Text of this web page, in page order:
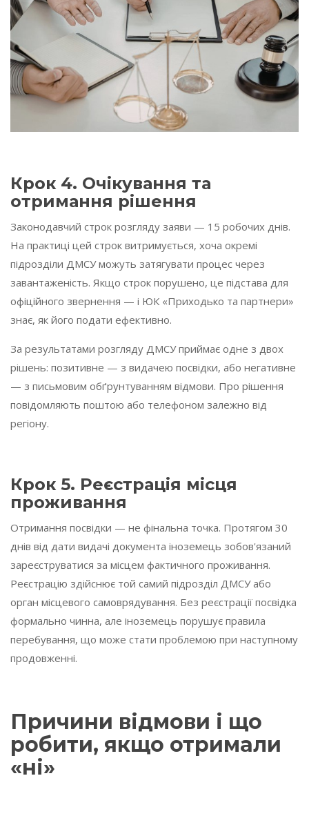
Крок 4. Очікування та
отримання рішення
Законодавчий строк розгляду заяви — 15 робочих днів.
На практиці цей строк витримується, хоча окремі
підрозділи ДМСУ можуть затягувати процес через
завантаженість. Якщо строк порушено, це підстава для
офіційного звернення — і ЮК «Приходько та партнери»
знає, як його подати ефективно.
За результатами розгляду ДМСУ приймає одне з двох
рішень: позитивне — з видачею посвідки, або негативне
— з письмовим обґрунтуванням відмови. Про рішення
повідомляють поштою або телефоном залежно від
регіону.
Крок 5. Реєстрація місця
проживання
Отримання посвідки — не фінальна точка. Протягом 30
днів від дати видачі документа іноземець зобов'язаний
зареєструватися за місцем фактичного проживання.
Реєстрацію здійснює той самий підрозділ ДМСУ або
орган місцевого самоврядування. Без реєстрації посвідка
формально чинна, але іноземець порушує правила
перебування, що може стати проблемою при наступному
продовженні.
Причини відмови і що
робити, якщо отримали
«ні»